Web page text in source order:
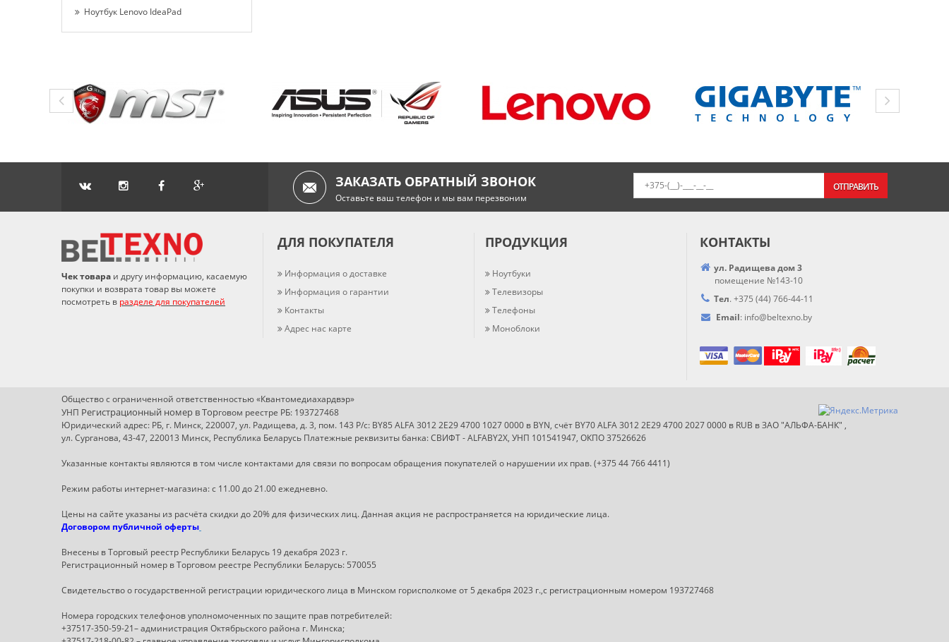
Ноутбук Lenovo IdeaPad
ЗАКАЗАТЬ ОБРАТНЫЙ ЗВОНОК
Оставьте ваш телефон и мы вам перезвоним
ОТПРАВИТЬ
Чек товара и другу информацию, касаемую
покупки и возврата товар вы можете
посмотреть в разделе для покупателей
ДЛЯ ПОКУПАТЕЛЯ
Информация о доставке
Информация о гарантии
Контакты
Адрес нас карте
ПРОДУКЦИЯ
Ноутбуки
Телевизоры
Телефоны
Моноблоки
КОНТАКТЫ
ул. Радищева дом 3
помещение №143-10
Тел. +375 (44) 766-44-11
Email: info@beltexno.by
Общество с ограниченной ответственностью «Квантомедиахардвэр»
УНП Регистрационный номер в Торговом реестре РБ: 193727468
Юридический адрес: РБ, г. Минск, 220007, ул. Радищева, д. 3, пом. 143 Р/с: BY85 ALFA 3012 2E29 4700 1027 0000 в BYN, счёт BY70 ALFA 3012 2E29 4700 2027 0000 в RUB в ЗАО "АЛЬФА-БАНК" ,
ул. Сурганова, 43-47, 220013 Минск, Республика Беларусь Платежные реквизиты банка: СВИФТ - ALFABY2X, УНП 101541947, ОКПО 37526626
Указанные контакты являются в том числе контактами для связи по вопросам обращения покупателей о нарушении их прав. (+375 44 766 4411)
Режим работы интернет-магазина: с 11.00 до 21.00 ежедневно.
Цены на сайте указаны из расчёта скидки до 20% для физических лиц. Данная акция не распространяется на юридические лица.
Договором публичной оферты
Внесены в Торговый реестр Республики Беларусь 19 декабря 2023 г.
Регистрационный номер в Торговом реестре Республики Беларусь: 570055
Свидетельство о государственной регистрации юридического лица в Минском горисполкоме от 5 декабря 2023 г.,с регистрационным номером 193727468
Номера городских телефонов уполномоченных по защите прав потребителей:
+37517-350-59-21– администрация Октябрьского района г. Минска;